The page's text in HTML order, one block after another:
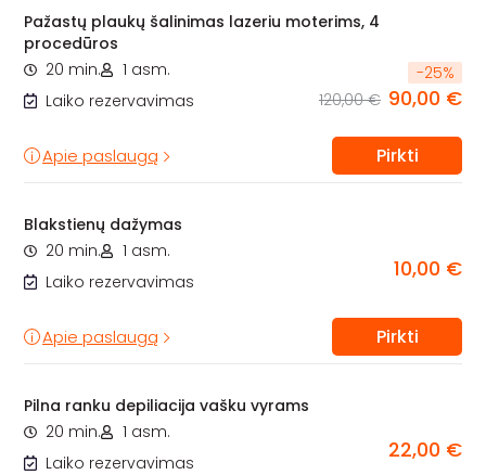
Pažastų plaukų šalinimas lazeriu moterims, 4
procedūros
20 min.
1 asm.
Laiko rezervavimas
-25%
120,00 € 90,00 €
Apie paslaugą Pirkti
Blakstienų dažymas
20 min.
1 asm.
Laiko rezervavimas
10,00 €
Apie paslaugą Pirkti
Pilna ranku depiliacija vašku vyrams
20 min.
1 asm.
Laiko rezervavimas
22,00 €